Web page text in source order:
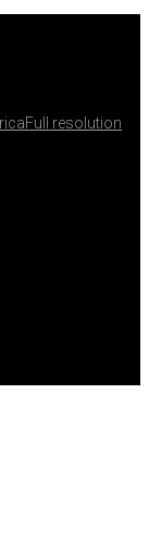
Full resolution